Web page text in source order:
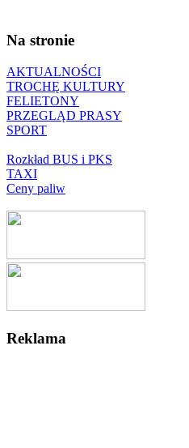
Na stronie
AKTUALNOŚCI
TROCHĘ KULTURY
FELIETONY
PRZEGLĄD PRASY
SPORT
Rozkład BUS i PKS
TAXI
Ceny paliw
Reklama